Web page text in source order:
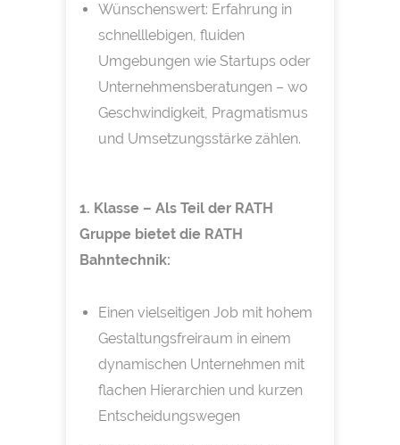
Wünschenswert: Erfahrung in
schnelllebigen, fluiden
Umgebungen wie Startups oder
Unternehmensberatungen – wo
Geschwindigkeit, Pragmatismus
und Umsetzungsstärke zählen.
1. Klasse – Als Teil der RATH
Gruppe bietet die RATH
Bahntechnik:
Einen vielseitigen Job mit hohem
Gestaltungsfreiraum in einem
dynamischen Unternehmen mit
flachen Hierarchien und kurzen
Entscheidungswegen